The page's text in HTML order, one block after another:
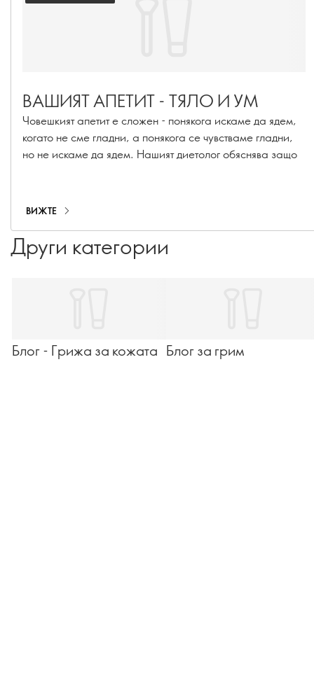
ВАШИЯТ АПЕТИТ - ТЯЛО И УМ
Човешкият апетит е сложен - понякога искаме да ядем,
когато не сме гладни, а понякога се чувстваме гладни,
но не искаме да ядем. Нашият диетолог обяснява защо
ВИЖТЕ
Други категории
Блог - Грижа за кожата Блог за грим